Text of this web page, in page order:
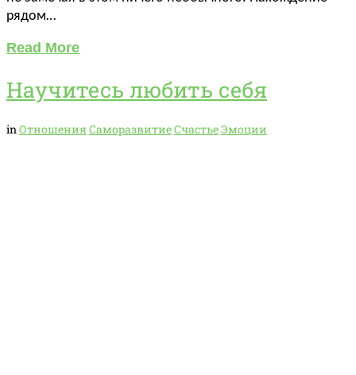
рядом…
Read More
Научитесь любить себя
in ОтношенияСаморазвитиеСчастьеЭмоции